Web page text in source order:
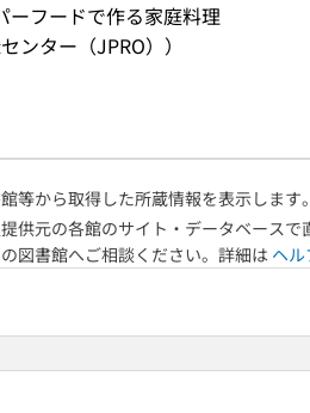
ーフードで作る家庭料理
ンター（JPRO））
等から取得した所蔵情報を表示します。
供元の各館のサイト・データベース
図書館へご相談ください。詳細は ヘル